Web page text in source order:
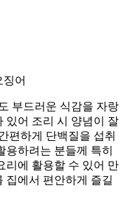
어
부드러운 식감을 자랑
있어 조리 시 양념이 잘
편하게 단백질을 섭취
용하려는 분들께 특히
리에 활용할 수 있어 만
집에서 편안하게 즐길